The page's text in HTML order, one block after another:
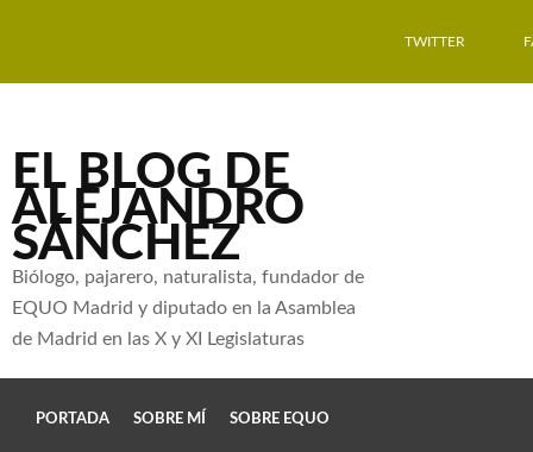
TWITTER
EL BLOG DE
ALEJANDRO
SÁNCHEZ
Biólogo, pajarero, naturalista, fundador de
EQUO Madrid y diputado en la Asamblea
de Madrid en las X y XI Legislaturas
PORTADA SOBRE MÍ SOBRE EQUO